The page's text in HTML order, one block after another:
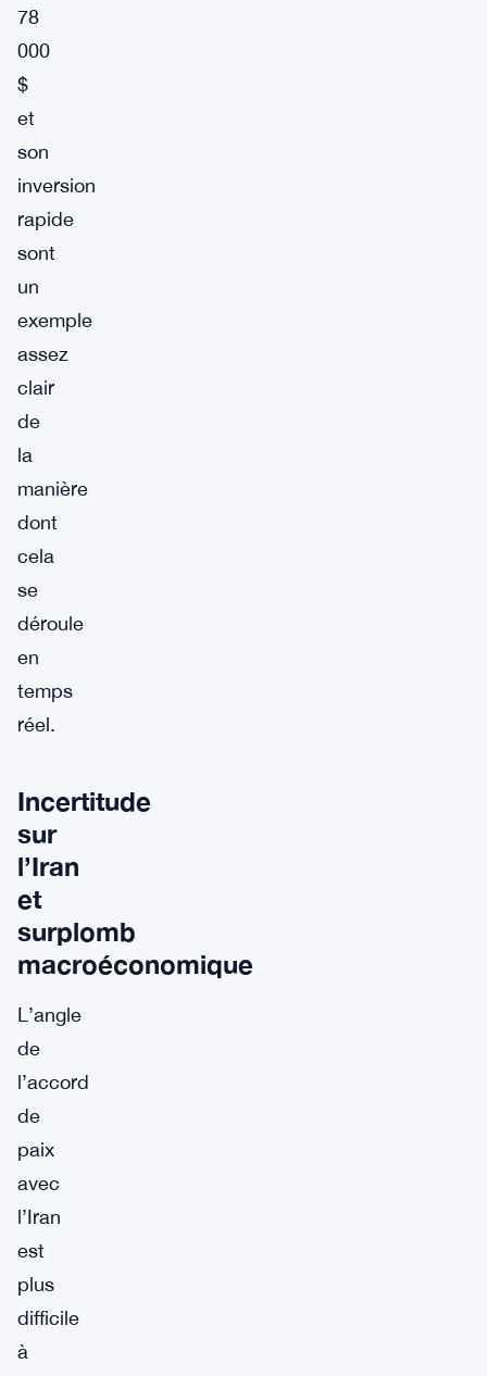
78
000
$
et
son
inversion
rapide
sont
un
exemple
assez
clair
de
la
manière
dont
cela
se
déroule
en
temps
réel.
Incertitude
sur
l’Iran
et
surplomb
macroéconomique
L’angle
de
l’accord
de
paix
avec
l’Iran
est
plus
difficile
à